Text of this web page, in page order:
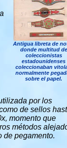
Antigua libreta de
donde multitud de
coleccionistas
estadounidenses
coleccionaban
normalmente
sobre el papel.
por los
de sellos
momento que
métodos
de pegamento.